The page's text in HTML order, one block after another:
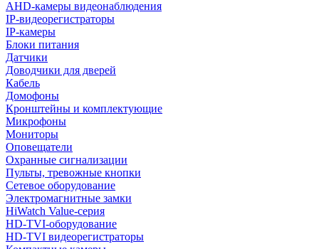
AHD-камеры видеонаблюдения
IP-видеорегистраторы
IP-камеры
Блоки питания
Датчики
Доводчики для дверей
Кабель
Домофоны
Кронштейны и комплектующие
Микрофоны
Мониторы
Оповещатели
Охранные сигнализации
Пульты, тревожные кнопки
Сетевое оборудование
Электромагнитные замки
HiWatch Value-серия
HD-TVI-оборудование
HD-TVI видеорегистраторы